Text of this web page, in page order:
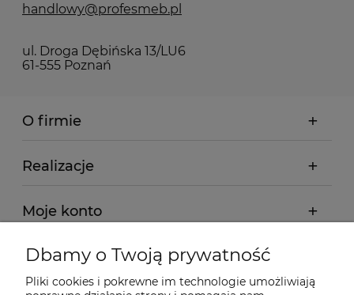
handlowy@profesmeb.pl
ul. Droga Dębińska 13/LU6
61-555 Poznań
O firmie
Realizacje
Moje konto
Regulamin
Dbamy o Twoją prywatność
Pliki cookies i pokrewne im technologie umożliwiają